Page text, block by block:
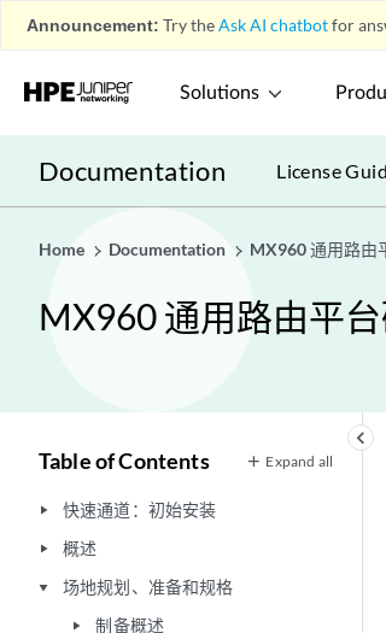
Announcement: Try theAsk AI chatbotfor
Solutions
Documentation License
Home Documentation MX960 通用路由
MX960 通用路由平
keyboard_arrow_left
Table of Contents Expand all
play_arrow 快速通道：初始安装
play_arrow 概述
play_arrow 场地规划、准备和规格
play_arrow 制备概述